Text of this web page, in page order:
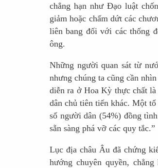
chẳng hạn như Đạo luật
giảm hoặc chấm dứt các
liên bang đối với các thống
ông.
Những người quan sát từ
nhưng chúng ta cũng cần
diễn ra ở Hoa Kỳ thực chất
dân chủ tiên tiến khác. Một
số người dân (54%) đồng
sẵn sàng phá vỡ các quy tắc.”
Lục địa châu Âu đã chứng
hướng chuyên quyền,